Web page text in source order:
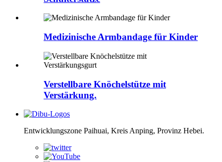
Medizinische Armbandage für Kinder
Verstellbare Knöchelstütze mit
Verstärkung.
Entwicklungszone Paihuai, Kreis Anping, Provinz Hebei.